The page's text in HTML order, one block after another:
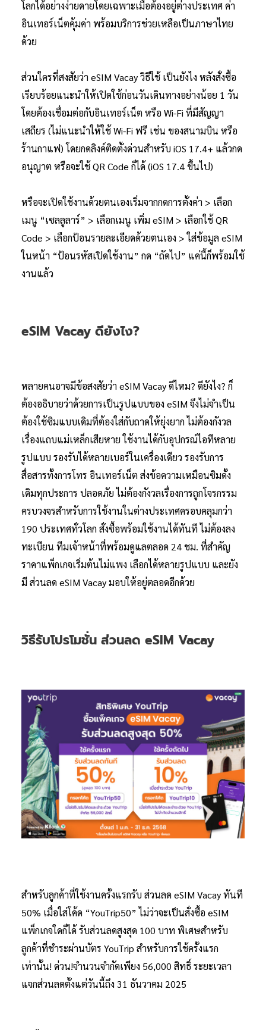
โลกได้อย่างง่ายดายโดยเฉพาะเมื่อต้องอยู่ต่างประเทศ ค่า
อินเทอร์เน็ตคุ้มค่า พร้อมบริการช่วยเหลือเป็นภาษาไทย
ด้วย
ส่วนใครที่สงสัยว่า eSIM Vacay วิธีใช้ เป็นยังไง หลังสั่งซื้อ
เรียบร้อยแนะนำให้เปิดใช้ก่อนวันเดินทางอย่างน้อย 1 วัน
โดยต้องเชื่อมต่อกับอินเทอร์เน็ต หรือ Wi-Fi ที่มีสัญญา
เสถียร (ไม่แนะนำให้ใช้ Wi-Fi ฟรี เช่น ของสนามบิน หรือ
ร้านกาแฟ) โดยกดลิงค์ติดตั้งด่วนสำหรับ iOS 17.4+ แล้วกด
อนุญาต หรือจะใช้ QR Code ก็ได้ (iOS 17.4 ขึ้นไป)
หรือจะเปิดใช้งานด้วยตนเองเริ่มจากกดการตั้งค่า > เลือก
เมนู “เซลลูลาร์” > เลือกเมนู เพิ่ม eSIM > เลือกใช้ QR
Code > เลือกป้อนรายละเอียดด้วยตนเอง > ใส่ข้อมูล eSIM
ในหน้า “ป้อนรหัสเปิดใช้งาน” กด “ถัดไป” แค่นี้ก็พร้อมใช้
งานแล้ว
eSIM Vacay ดียังไง?
หลายคนอาจมีข้อสงสัยว่า eSIM Vacay ดีไหม? ดียังไง? ก็
ต้องอธิบายว่าด้วยการเป็นรูปแบบของ eSIM จึงไม่จำเป็น
ต้องใช้ซิมแบบเดิมที่ต้องใส่กับถาดให้ยุ่งยาก ไม่ต้องกังวล
เรื่องแถบแม่เหล็กเสียหาย ใช้งานได้กับอุปกรณ์ไอทีหลาย
รูปแบบ รองรับได้หลายเบอร์ในเครื่องเดียว รองรับการ
สื่อสารทั้งการโทร อินเทอร์เน็ต ส่งข้อความเหมือนซิมดั้ง
เดิมทุกประการ ปลอดภัย ไม่ต้องกังวลเรื่องการถูกโจรกรรม
ครบวงจรสำหรับการใช้งานในต่างประเทศครอบคลุมกว่า
190 ประเทศทั่วโลก สั่งซื้อพร้อมใช้งานได้ทันที ไม่ต้องลง
ทะเบียน ทีมเจ้าหน้าที่พร้อมดูแลตลอด 24 ชม. ที่สำคัญ
ราคาแพ็กเกจเริ่มต้นไม่แพง เลือกได้หลายรูปแบบ และยัง
มี ส่วนลด eSIM Vacay มอบให้อยู่ตลอดอีกด้วย
วิธีรับโปรโมชั่น ส่วนลด eSIM Vacay
สำหรับลูกค้าที่ใช้งานครั้งแรกรับ ส่วนลด eSIM Vacay ทันที
50% เมื่อใส่โค้ด “YouTrip50” ไม่ว่าจะเป็นสั่งซื้อ eSIM
แพ็กเกจใดก็ได้ รับส่วนลดสูงสุด 100 บาท พิเศษสำหรับ
ลูกค้าที่ชำระผ่านบัตร YouTrip สำหรับการใช้ครั้งแรก
เท่านั้น! ด่วน!จำนวนจำกัดเพียง 56,000 สิทธิ์ ระยะเวลา
แจกส่วนลดตั้งแต่วันนี้ถึง 31 ธันวาคม 2025